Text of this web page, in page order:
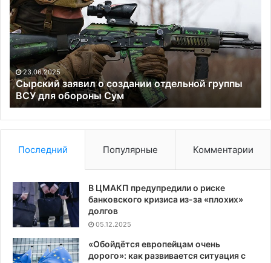
о
создании
отдельной
группы
ВСУ
для
обороны
Сум
23.06.2025
Сырский заявил о создании отдельной группы
ВСУ для обороны Сум
Последний Популярные Комментарии
В ЦМАКП предупредили о риске
банковского кризиса из-за «плохих»
долгов
05.12.2025
«Обойдётся европейцам очень
дорого»: как развивается ситуация с